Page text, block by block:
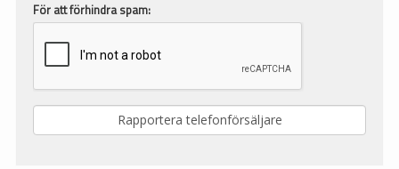
För att förhindra spam: